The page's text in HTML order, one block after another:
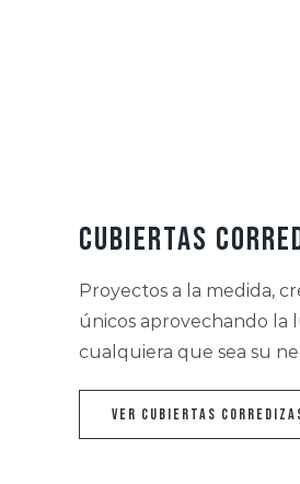
Cubiertas
Proyectos a la medida,
únicos aprovechando la
cualquiera que sea su
Ver Cubiertas